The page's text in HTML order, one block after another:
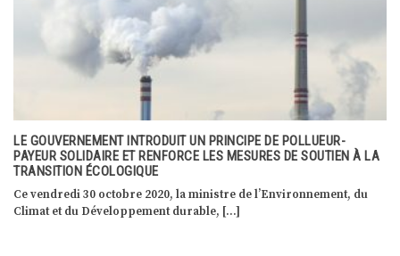
REMISE AU GOUVERNEMENT DU RAPPORT DE SYNTHÈSE DES
ÉCHANGES CLIMATEXCHANGE AVEC LES ÉLÈVES
En réponse à la marche pour le climat, qui avait rassemblé le 15
mars 2019 […]